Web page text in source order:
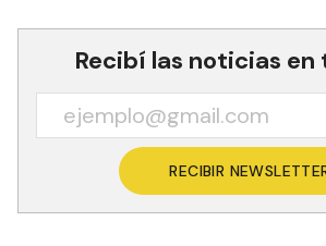
Recibí las noticias en
RECIBIR